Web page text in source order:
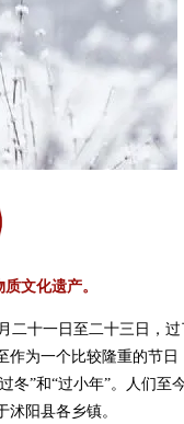
文化遗产。
二十一日至二十三日，
为一个比较隆重的节
冬”和“过小年”。人们至
阳县各乡镇。